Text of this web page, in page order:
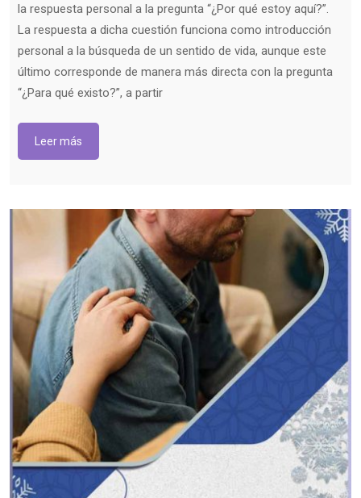
la respuesta personal a la pregunta “¿Por qué estoy aquí?”.
La respuesta a dicha cuestión funciona como introducción
personal a la búsqueda de un sentido de vida, aunque este
último corresponde de manera más directa con la pregunta
“¿Para qué existo?”, a partir
Leer más